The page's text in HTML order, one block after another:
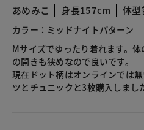
あめみこ 身長157cm 体型
カラー：ミッドナイトパターン
Mサイズでゆったり着れます。
の開きも狭めなので良いです。
現在ドット柄はオンラインでは
ツとチュニックと3枚購入しまし